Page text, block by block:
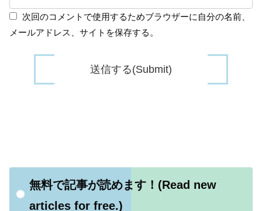
次回のコメントで使用するためブラウザーに自分の名前、
メールアドレス、サイトを保存する。
無料で記事が読めます！(Read new
articles for free.)